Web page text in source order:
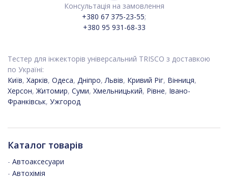
Консультація на замовлення
+380 67 375-23-55;
+380 95 931-68-33
Тестер для інжекторів універсальний TRISCO з доставкою
по Україні:
Київ, Харків, Одеса, Дніпро,Львів, Кривий Ріг, Вінниця,
Херсон,Житомир, Суми, Хмельницький, Рівне, Івано-
Франківськ, Ужгород
Каталог товарів
- Автоаксесуари
- Автохімія